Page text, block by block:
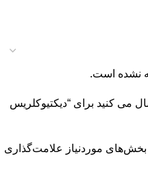
نشده است.
می کنید برای “دیکتیوکلریس
بخش‌های موردنیاز علامت‌گذاری